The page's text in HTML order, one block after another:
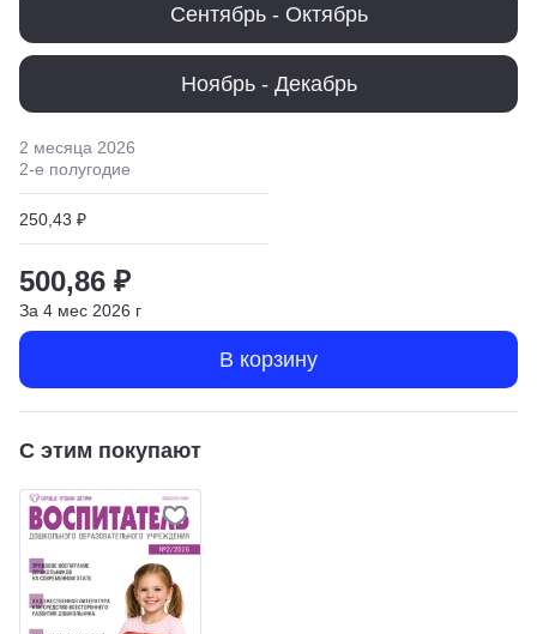
Сентябрь - Октябрь
Ноябрь - Декабрь
2 месяца 2026
2-е полугодие
250,43 ₽
500,86 ₽
За 4 мес 2026 г
В корзину
С этим покупают